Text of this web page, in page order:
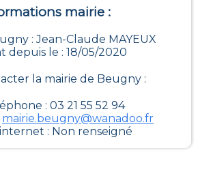
mairie :
: Jean-Claude MAYEUX
depuis le : 18/05/2020
la mairie de Beugny:
: 03 21 55 52 94
mairie.beugny@wanadoo.fr
: Non renseigné